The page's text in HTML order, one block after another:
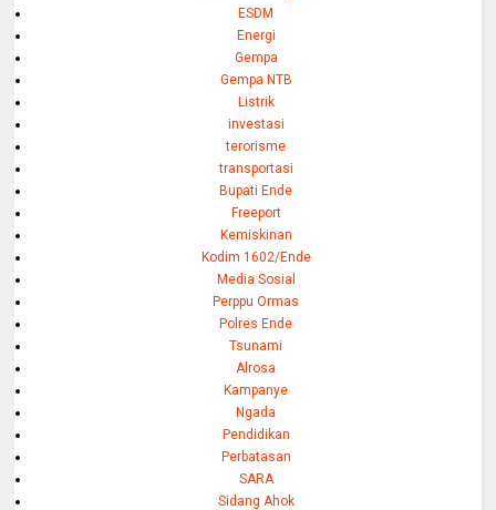
ESDM
Energi
Gempa
Gempa NTB
Listrik
investasi
terorisme
transportasi
Bupati Ende
Freeport
Kemiskinan
Kodim 1602/Ende
Media Sosial
Perppu Ormas
Polres Ende
Tsunami
Alrosa
Kampanye
Ngada
Pendidikan
Perbatasan
SARA
Sidang Ahok